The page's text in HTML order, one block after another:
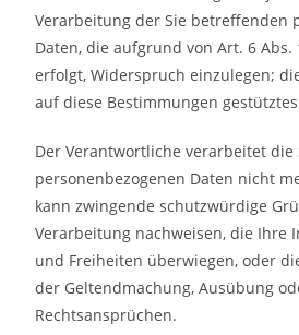
Verarbeitung der Sie betreffenden
Daten, die aufgrund von Art. 6 Abs.
erfolgt, Widerspruch einzulegen;
auf diese Bestimmungen
Der Verantwortliche verarbeitet
personenbezogenen Daten nicht
kann zwingende schutzwürdige
Verarbeitung nachweisen, die Ihre
und Freiheiten überwiegen, oder
der Geltendmachung, Ausübung
Rechtsansprüchen.